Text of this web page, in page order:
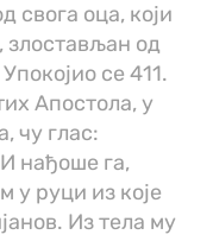
свога оца, који
злостављан од
се 411.
Апостола, у
чу глас:
нађоше га,
у руци из које
Из тела му